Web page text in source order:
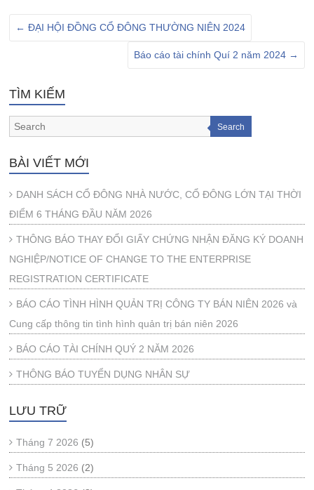
← ĐẠI HỘI ĐỒNG CỔ ĐÔNG THƯỜNG NIÊN 2024
Báo cáo tài chính Quí 2 năm 2024 →
TÌM KIẾM
Search
BÀI VIẾT MỚI
DANH SÁCH CỔ ĐÔNG NHÀ NƯỚC, CỔ ĐÔNG LỚN TẠI THỜI
ĐIỂM 6 THÁNG ĐẦU NĂM 2026
THÔNG BÁO THAY ĐỔI GIẤY CHỨNG NHẬN ĐĂNG KÝ DOANH
NGHIỆP/NOTICE OF CHANGE TO THE ENTERPRISE
REGISTRATION CERTIFICATE
BÁO CÁO TÌNH HÌNH QUẢN TRỊ CÔNG TY BÁN NIÊN 2026 và
Cung cấp thông tin tình hình quản trị bán niên 2026
BÁO CÁO TÀI CHÍNH QUÝ 2 NĂM 2026
THÔNG BÁO TUYỂN DỤNG NHÂN SỰ
LƯU TRỮ
Tháng 7 2026 (5)
Tháng 5 2026 (2)